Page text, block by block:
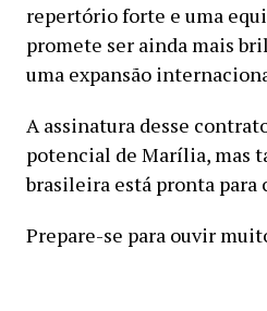
repertório forte e uma
promete ser ainda mais
uma expansão
A assinatura desse
potencial de Marília, mas
brasileira está pronta para
Prepare-se para ouvir